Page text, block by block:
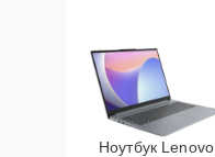
Ноутбук Lenovo